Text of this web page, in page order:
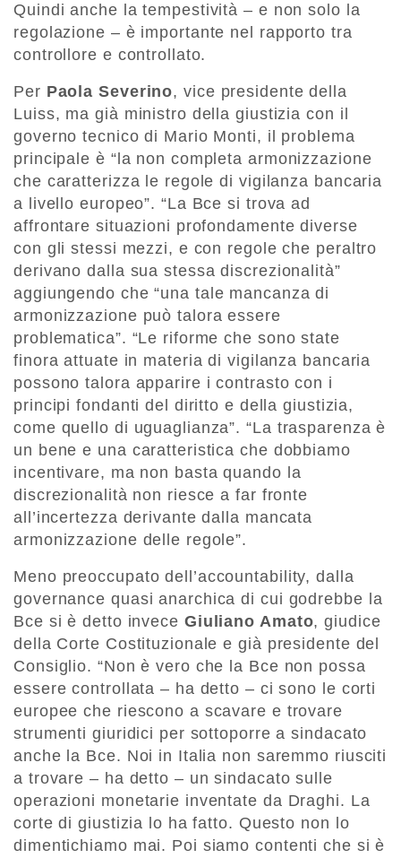
Quindi anche la tempestività – e non solo la
regolazione – è importante nel rapporto tra
controllore e controllato.
Per Paola Severino, vice presidente della
Luiss, ma già ministro della giustizia con il
governo tecnico di Mario Monti, il problema
principale è “la non completa armonizzazione
che caratterizza le regole di vigilanza bancaria
a livello europeo”. “La Bce si trova ad
affrontare situazioni profondamente diverse
con gli stessi mezzi, e con regole che peraltro
derivano dalla sua stessa discrezionalità”
aggiungendo che “una tale mancanza di
armonizzazione può talora essere
problematica”. “Le riforme che sono state
finora attuate in materia di vigilanza bancaria
possono talora apparire i contrasto con i
principi fondanti del diritto e della giustizia,
come quello di uguaglianza”. “La trasparenza è
un bene e una caratteristica che dobbiamo
incentivare, ma non basta quando la
discrezionalità non riesce a far fronte
all’incertezza derivante dalla mancata
armonizzazione delle regole”.
Meno preoccupato dell’accountability, dalla
governance quasi anarchica di cui godrebbe la
Bce si è detto invece Giuliano Amato, giudice
della Corte Costituzionale e già presidente del
Consiglio. “Non è vero che la Bce non possa
essere controllata – ha detto – ci sono le corti
europee che riescono a scavare e trovare
strumenti giuridici per sottoporre a sindacato
anche la Bce. Noi in Italia non saremmo riusciti
a trovare – ha detto – un sindacato sulle
operazioni monetarie inventate da Draghi. La
corte di giustizia lo ha fatto. Questo non lo
dimentichiamo mai. Poi siamo contenti che si è